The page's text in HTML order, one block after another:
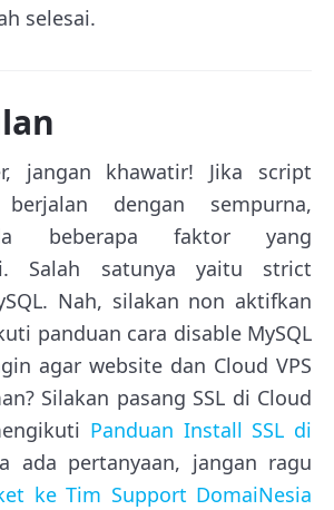
selesai.
jangan khawatir! Jika script
dengan sempurna,
beberapa faktor yang
Salah satunya yaitu strict
Nah, silakan non aktifkan
panduan cara disable MySQL
agar website dan Cloud VPS
Silakan pasang SSL di Cloud
Panduan Install SSL di
ada pertanyaan, jangan ragu
ke Tim Support DomaiNesia